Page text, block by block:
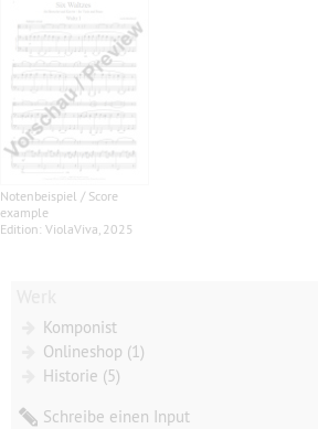
Notenbeispiel / Score
example
Edition: ViolaViva, 2025
Komponist
Onlineshop (1)
Historie (5)
Schreibe einen Input